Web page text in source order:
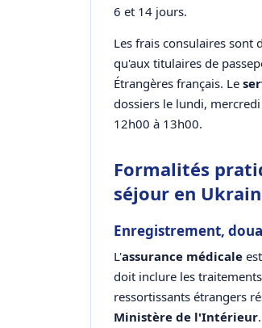
6 et 14 jours.
Les frais consulaires sont
qu'aux titulaires de
Étrangères français. Le
dossiers le lundi,
12h00 à 13h00.
Formalités
séjour en
Enregistrement,
L'assurance médicale
doit inclure les
ressortissants étrangers
Ministère de l'Intérieur